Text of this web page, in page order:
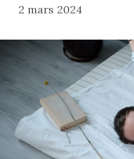
2 mars 2024